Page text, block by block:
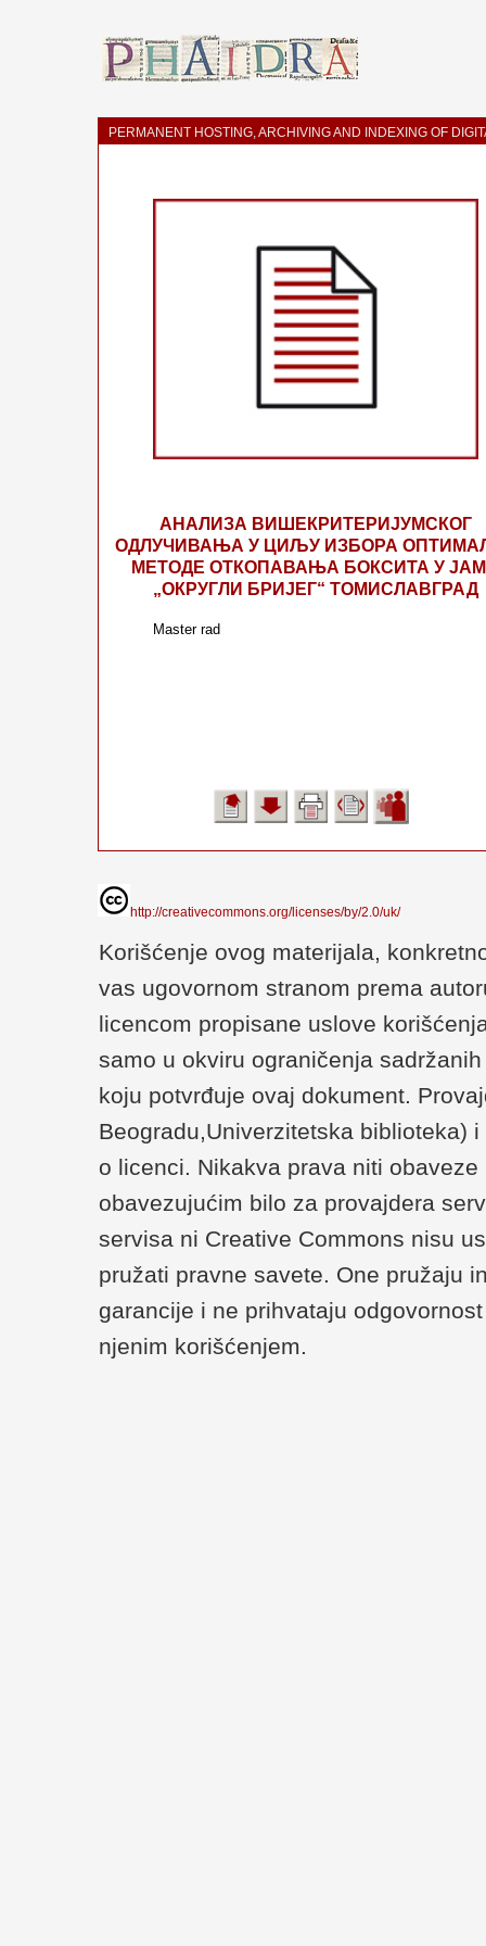
PERMANENT HOSTING, ARCHIVING AND INDEXING OF
АНАЛИЗА ВИШЕКРИТЕРИЈУМСКОГ
ОДЛУЧИВАЊА У ЦИЉУ ИЗБОРА
МЕТОДЕ ОТКОПАВАЊА БОКСИТА У
„ОКРУГЛИ БРИЈЕГ“ ТОМИСЛАВГРАД
Master rad
http://creativecommons.org/licenses/by/2.0/uk/
Korišćenje ovog materijala,
vas ugovornom stranom prema
licencom propisane uslove
samo u okviru ograničenja
koju potvrđuje ovaj dokument.
Beogradu,Univerzitetska biblioteka)
o licenci. Nikakva prava niti
obavezujućim bilo za provajdera
servisa ni Creative Commons nisu
pružati pravne savete. One pružaju
garancije i ne prihvataju
njenim korišćenjem.